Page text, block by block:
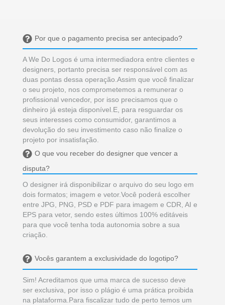
Por que o pagamento precisa ser antecipado?
A We Do Logos é uma intermediadora entre clientes e
designers, portanto precisa ser responsável com as
duas pontas dessa operação.Assim que você finalizar
o seu projeto, nos comprometemos a remunerar o
profissional vencedor, por isso precisamos que o
dinheiro já esteja disponível.E, para resguardar os
seus interesses como consumidor, garantimos a
devolução do seu investimento caso não finalize o
projeto por insatisfação.
O que vou receber do designer que vencer a
disputa?
O designer irá disponibilizar o arquivo do seu logo em
dois formatos; imagem e vetor.Você poderá escolher
entre JPG, PNG, PSD e PDF para imagem e CDR, AI e
EPS para vetor, sendo estes últimos 100% editáveis
para que você tenha toda autonomia sobre a sua
criação.
Vocês garantem a exclusividade do logotipo?
Sim! Acreditamos que uma marca de sucesso deve
ser exclusiva, por isso o plágio é uma prática proibida
na plataforma.Para fiscalizar tudo de perto temos um